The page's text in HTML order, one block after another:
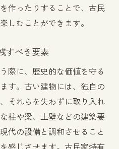
作ったりすることで、古民
しむことができます。
すべき要素
際に、歴史的な価値を守る
す。古い建物には、独自の
それらを失わずに取り入れ
柱や梁、土壁などの建築要
代の設備と調和させること
感じさせます。古民家特有